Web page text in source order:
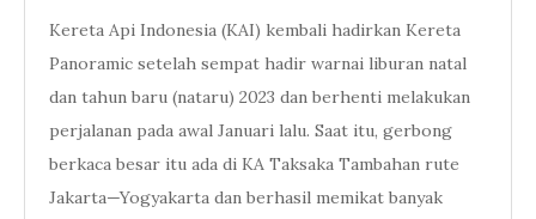
Kereta Api Indonesia (KAI) kembali hadirkan Kereta
Panoramic setelah sempat hadir warnai liburan natal
dan tahun baru (nataru) 2023 dan berhenti melakukan
perjalanan pada awal Januari lalu. Saat itu, gerbong
berkaca besar itu ada di KA Taksaka Tambahan rute
Jakarta—Yogyakarta dan berhasil memikat banyak